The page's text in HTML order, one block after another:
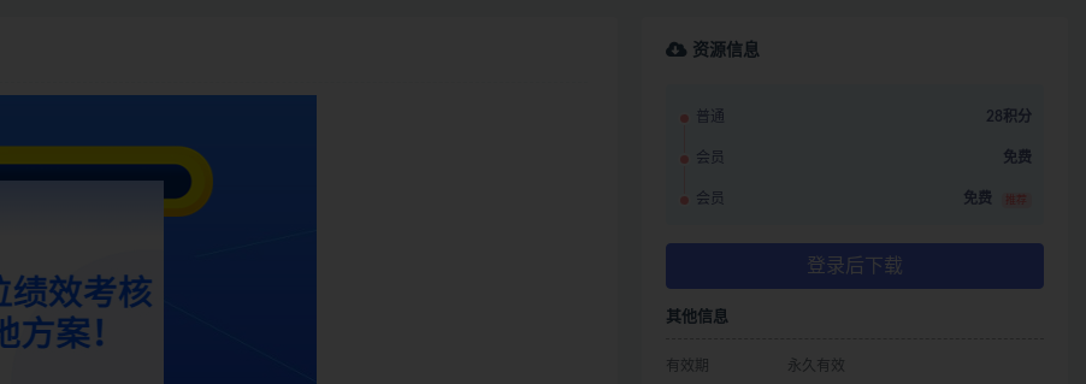
资源信息
普通 28积分
会员 免费
会员 免费 推荐
登录后下载
其他信息
有效期 永久有效